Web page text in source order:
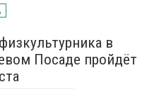
в
Посаде пройдёт